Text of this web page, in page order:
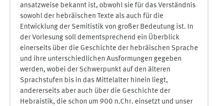
ansatzweise bekannt ist, obwohl sie für das Verständnis
sowohl der hebräischen Texte als auch für die
Entwicklung der Semitistik von großer Bedeutung ist. In
der Vorlesung soll dementsprechend ein Überblick
einerseits über die Geschichte der hebräischen Sprache
und ihre unterschiedlichen Ausformungen gegeben
werden, wobei der Schwerpunkt auf den älteren
Sprachstufen bis in das Mittelalter hinein liegt,
andererseits aber auch über die Geschichte der
Hebraistik, die schon um 900 n.Chr. einsetzt und unser